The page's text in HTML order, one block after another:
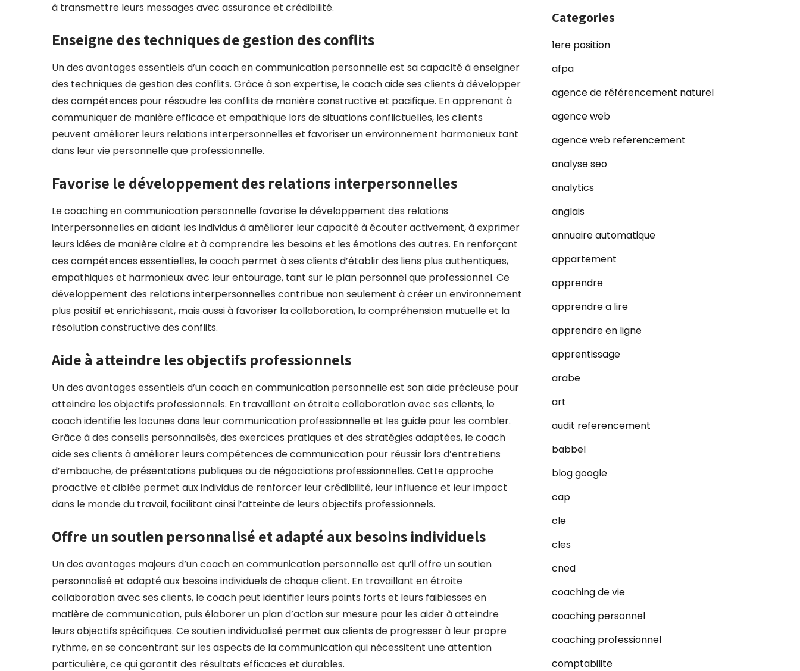
à transmettre leurs messages avec assurance et crédibilité.
Enseigne des techniques de gestion des conflits
Un des avantages essentiels d’un coach en communication personnelle est sa capacité à enseigner
des techniques de gestion des conflits. Grâce à son expertise, le coach aide ses clients à développer
des compétences pour résoudre les conflits de manière constructive et pacifique. En apprenant à
communiquer de manière efficace et empathique lors de situations conflictuelles, les clients
peuvent améliorer leurs relations interpersonnelles et favoriser un environnement harmonieux tant
dans leur vie personnelle que professionnelle.
Favorise le développement des relations interpersonnelles
Le coaching en communication personnelle favorise le développement des relations
interpersonnelles en aidant les individus à améliorer leur capacité à écouter activement, à exprimer
leurs idées de manière claire et à comprendre les besoins et les émotions des autres. En renforçant
ces compétences essentielles, le coach permet à ses clients d’établir des liens plus authentiques,
empathiques et harmonieux avec leur entourage, tant sur le plan personnel que professionnel. Ce
développement des relations interpersonnelles contribue non seulement à créer un environnement
plus positif et enrichissant, mais aussi à favoriser la collaboration, la compréhension mutuelle et la
résolution constructive des conflits.
Aide à atteindre les objectifs professionnels
Un des avantages essentiels d’un coach en communication personnelle est son aide précieuse pour
atteindre les objectifs professionnels. En travaillant en étroite collaboration avec ses clients, le
coach identifie les lacunes dans leur communication professionnelle et les guide pour les combler.
Grâce à des conseils personnalisés, des exercices pratiques et des stratégies adaptées, le coach
aide ses clients à améliorer leurs compétences de communication pour réussir lors d’entretiens
d’embauche, de présentations publiques ou de négociations professionnelles. Cette approche
proactive et ciblée permet aux individus de renforcer leur crédibilité, leur influence et leur impact
dans le monde du travail, facilitant ainsi l’atteinte de leurs objectifs professionnels.
Offre un soutien personnalisé et adapté aux besoins individuels
Un des avantages majeurs d’un coach en communication personnelle est qu’il offre un soutien
personnalisé et adapté aux besoins individuels de chaque client. En travaillant en étroite
collaboration avec ses clients, le coach peut identifier leurs points forts et leurs faiblesses en
matière de communication, puis élaborer un plan d’action sur mesure pour les aider à atteindre
leurs objectifs spécifiques. Ce soutien individualisé permet aux clients de progresser à leur propre
rythme, en se concentrant sur les aspects de la communication qui nécessitent une attention
particulière, ce qui garantit des résultats efficaces et durables.
Categories
1ere position
afpa
agence de référencement naturel
agence web
agence web referencement
analyse seo
analytics
anglais
annuaire automatique
appartement
apprendre
apprendre a lire
apprendre en ligne
apprentissage
arabe
art
audit referencement
babbel
blog google
cap
cle
cles
cned
coaching de vie
coaching personnel
coaching professionnel
comptabilite